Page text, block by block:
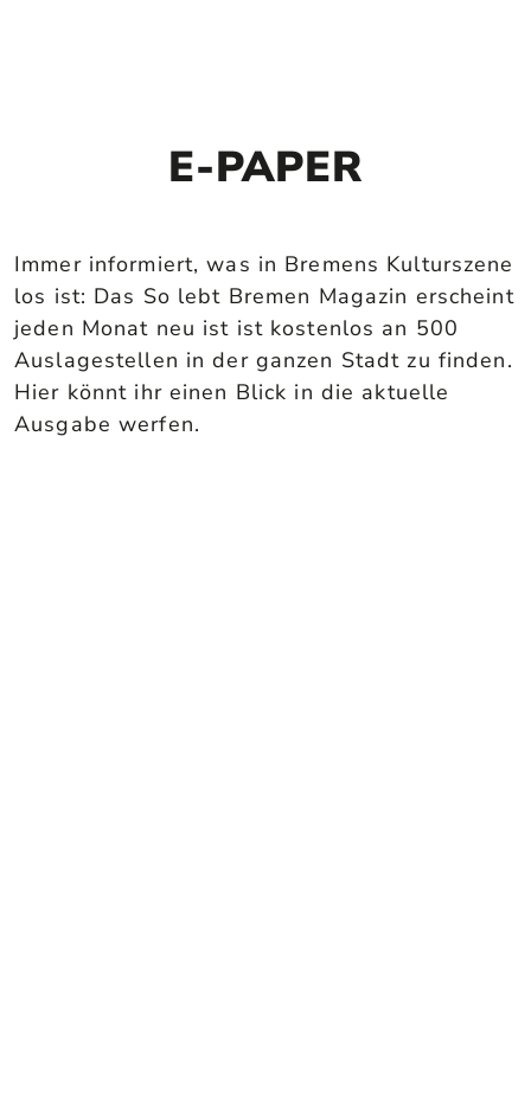
E-PAPER
Immer informiert, was in Bremens Kulturszene
los ist: Das So lebt Bremen Magazin erscheint
jeden Monat neu ist ist kostenlos an 500
Auslagestellen in der ganzen Stadt zu finden.
Hier könnt ihr einen Blick in die aktuelle
Ausgabe werfen.